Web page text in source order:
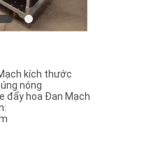
kích thước
nóng
đẩy hoa Đan Mạch